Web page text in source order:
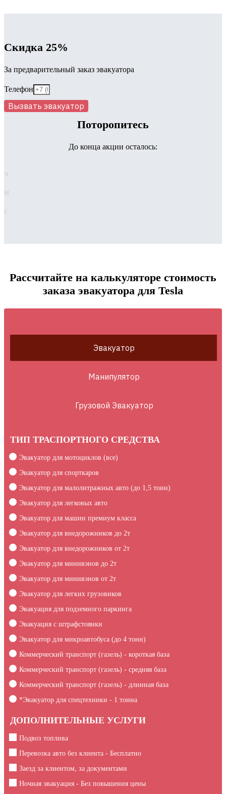
Скидка 25%
За предварительный заказ эвакуатора
Телефон
Вызвать эвакуатор
Поторопитесь
До конца акции осталось:
ч
м
с
Рассчитайте на калькуляторе стоимость
заказа эвакуатора для Tesla
Эвакуатор
Манипулятор
Грузовой Эвакуатор
ТИП ТРАСПОРТНОГО СРЕДСТВА
Эвакуатор для мотоциклов (все)
Эвакуатор для спорткаров
Эвакуатор для малолитражных авто (до 1,5 тонн)
Эвакуатор для легковых авто
Эвакуатор для машин премиум класса
Эвакуатор для внедорожников до 2т
Эвакуатор для внедорожников от 2т
Эвакуатор для минивэнов до 2т
Эвакуатор для минивэнов от 2т
Эвакуатор для легких грузовиков
Эвакуация для подземного паркинга
Эвакуация c штрафстоянки
Эвакуатор для микроавтобуса (до 4 тонн)
Коммерческий транспорт (газель) - короткая база
Коммерческий транспорт (газель) - средняя база
Коммерческий транспорт (газель) - длинная база
*Эвакуатор для спецтехники - 1 тонна
ДОПОЛНИТЕЛЬНЫЕ УСЛУГИ
Подвоз топлива
Перевозка авто без клиента - Бесплатно
Заезд за клиентом, за документами
Ночная эвакуация - Без повышения цены